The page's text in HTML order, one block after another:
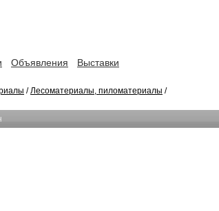
Объявления Выставки
/Лесоматериалы, пиломатериалы /